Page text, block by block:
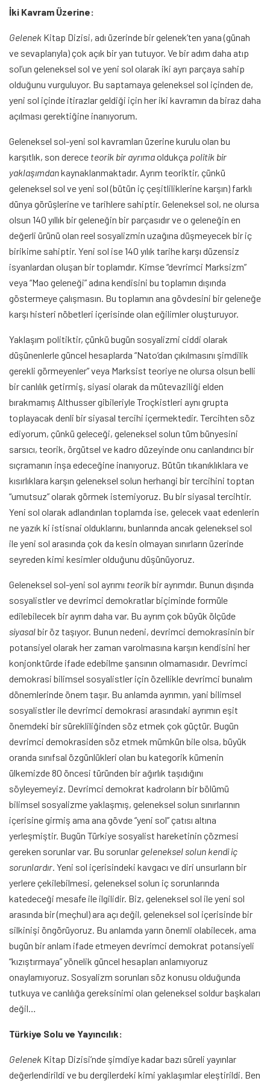
İki Kavram Üzerine:
Gelenek Kitap Dizisi, adı üzerinde bir gelenek’ten yana (günah
ve sevaplarıyla) çok açık bir yan tutuyor. Ve bir adım daha atıp
sol’un geleneksel sol ve yeni sol olarak iki ayrı parçaya sahip
olduğunu vurguluyor. Bu saptamaya geleneksel sol içinden de,
yeni sol içinde itirazlar geldiği için her iki kavramın da biraz daha
açılması gerektiğine inanıyorum.
Geleneksel sol-yeni sol kavramları üzerine kurulu olan bu
karşıtlık, son derece teorik bir ayrımaoldukça politik bir
yaklaşımdankaynaklanmaktadır. Ayrım teoriktir, çünkü
geleneksel sol ve yeni sol (bütün iç çeşitliliklerine karşın) farklı
dünya görüşlerine ve tarihlere sahiptir. Geleneksel sol, ne olursa
olsun 140 yıllık bir geleneğin bir parçasıdır ve o geleneğin en
değerli ürünü olan reel sosyalizmin uzağına düşmeyecek bir iç
birikime sahiptir. Yeni sol ise 140 yılık tarihe karşı düzensiz
isyanlardan oluşan bir toplamdır. Kimse “devrimci Marksizm”
veya “Mao geleneği” adına kendisini bu toplamın dışında
göstermeye çalışmasın. Bu toplamın ana gövdesini bir geleneğe
karşı histeri nöbetleri içerisinde olan eğilimler oluşturuyor.
Yaklaşım politiktir, çünkü bugün sosyalizmi ciddi olarak
düşünenlerle güncel hesaplarda “Nato’dan çıkılmasını şimdilik
gerekli görmeyenler” veya Marksist teoriye ne olursa olsun belli
bir canlılık getirmiş, siyasi olarak da mütevaziliği elden
bırakmamış Althusser gibileriyle Troçkistleri aynı grupta
toplayacak denli bir siyasal tercihi içermektedir. Tercihten söz
ediyorum, çünkü geleceği, geleneksel solun tüm bünyesini
sarsıcı, teorik, örgütsel ve kadro düzeyinde onu canlandırıcı bir
sıçramanın inşa edeceğine inanıyoruz. Bütün tıkanıklıklara ve
kısırlıklara karşın geleneksel solun herhangi bir tercihini toptan
“umutsuz” olarak görmek istemiyoruz. Bu bir siyasal tercihtir.
Yeni sol olarak adlandırılan toplamda ise, gelecek vaat edenlerin
ne yazık ki istisnai olduklarını, bunlarında ancak geleneksel sol
ile yeni sol arasında çok da kesin olmayan sınırların üzerinde
seyreden kimi kesimler olduğunu düşünüyoruz.
Geleneksel sol-yeni sol ayrımı teorikbir ayrımdır. Bunun dışında
sosyalistler ve devrimci demokratlar biçiminde formüle
edilebilecek bir ayrım daha var. Bu ayrım çok büyük ölçüde
siyasalbir öz taşıyor. Bunun nedeni, devrimci demokrasinin bir
potansiyel olarak her zaman varolmasına karşın kendisini her
konjonktürde ifade edebilme şansının olmamasıdır. Devrimci
demokrasi bilimsel sosyalistler için özellikle devrimci bunalım
dönemlerinde önem taşır. Bu anlamda ayrımın, yani bilimsel
sosyalistler ile devrimci demokrasi arasındaki ayrımın eşit
önemdeki bir sürekliliğinden söz etmek çok güçtür. Bugün
devrimci demokrasiden söz etmek mümkün bile olsa, büyük
oranda sınıfsal özgünlükleri olan bu kategorik kümenin
ülkemizde 80 öncesi türünden bir ağırlık taşıdığını
söyleyemeyiz. Devrimci demokrat kadroların bir bölümü
bilimsel sosyalizme yaklaşmış, geleneksel solun sınırlarının
içerisine girmiş ama ana gövde “yeni sol” çatısı altına
yerleşmiştir. Bugün Türkiye sosyalist hareketinin çözmesi
gereken sorunlar var. Bu sorunlar geleneksel solun kendi iç
sorunlardır . Yeni sol içerisindeki kavgacı ve diri unsurların bir
yerlere çekilebilmesi, geleneksel solun iç sorunlarında
katedeceği mesafe ile ilgilidir. Biz, geleneksel sol ile yeni sol
arasında bir (meçhul) ara açı değil, geleneksel sol içerisinde bir
silkinişi öngörüyoruz. Bu anlamda yarın önemli olabilecek, ama
bugün bir anlam ifade etmeyen devrimci demokrat potansiyeli
“kızıştırmaya” yönelik güncel hesapları anlamıyoruz
onaylamıyoruz. Sosyalizm sorunları söz konusu olduğunda
tutkuya ve canlılığa gereksinimi olan geleneksel soldur başkaları
değil…
Türkiye Solu ve Yayıncılık:
Gelenek Kitap Dizisi’nde şimdiye kadar bazı süreli yayınlar
değerlendirildi ve bu dergilerdeki kimi yaklaşımlar eleştirildi. Ben